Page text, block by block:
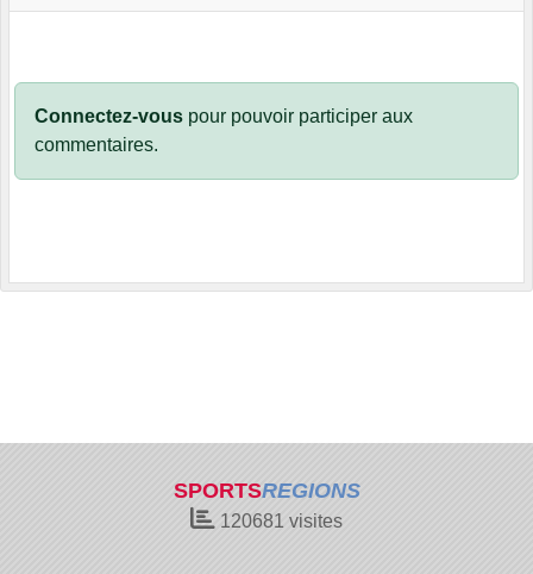
Connectez-vous pour pouvoir participer aux
commentaires.
SPORTSREGIONS
120681 visites